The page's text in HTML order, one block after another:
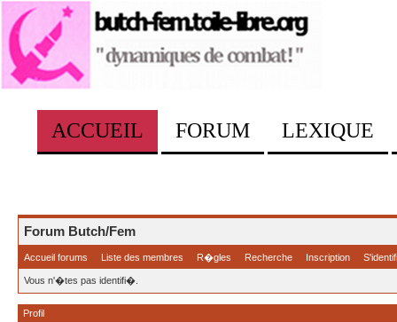
ACCUEIL FORUM LEXIQUE
Forum Butch/Fem
Accueil forums Liste des membres R�gles Recherche Inscription
Vous n'�tes pas identifi�.
Profil